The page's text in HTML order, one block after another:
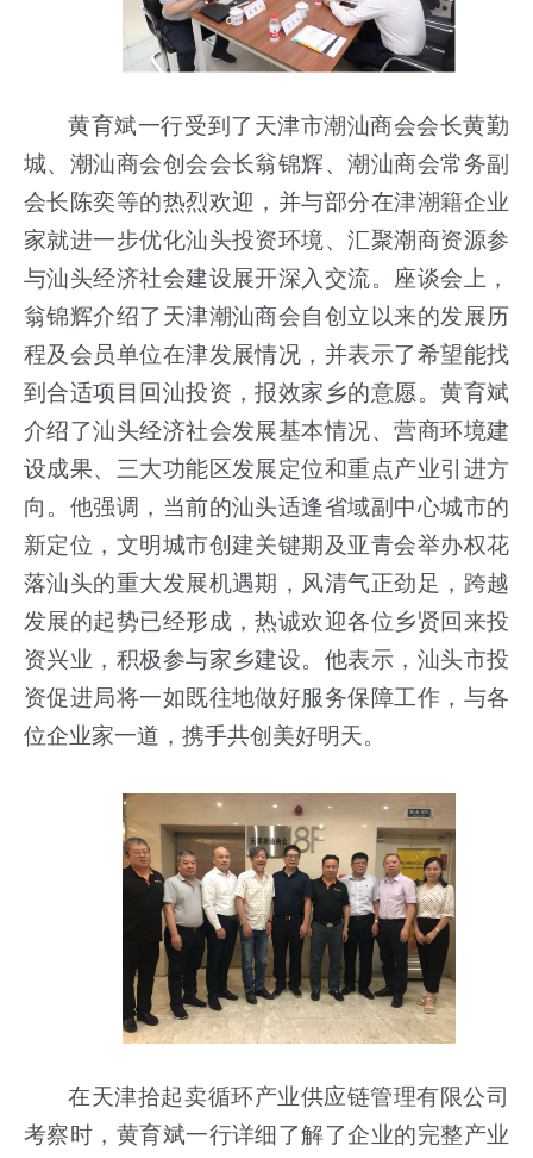
黄育斌一行受到了天津市潮汕商会会长黄勤
城、潮汕商会创会会长翁锦辉、潮汕商会常务副
会长陈奕等的热烈欢迎，并与部分在津潮籍企业
家就进一步优化汕头投资环境、汇聚潮商资源参
与汕头经济社会建设展开深入交流。座谈会上，
翁锦辉介绍了天津潮汕商会自创立以来的发展历
程及会员单位在津发展情况，并表示了希望能找
到合适项目回汕投资，报效家乡的意愿。黄育斌
介绍了汕头经济社会发展基本情况、营商环境建
设成果、三大功能区发展定位和重点产业引进方
向。他强调，当前的汕头适逢省域副中心城市的
新定位，文明城市创建关键期及亚青会举办权花
落汕头的重大发展机遇期，风清气正劲足，跨越
发展的起势已经形成，热诚欢迎各位乡贤回来投
资兴业，积极参与家乡建设。他表示，汕头市投
资促进局将一如既往地做好服务保障工作，与各
位企业家一道，携手共创美好明天。
在天津拾起卖循环产业供应链管理有限公司
考察时，黄育斌一行详细了解了企业的完整产业